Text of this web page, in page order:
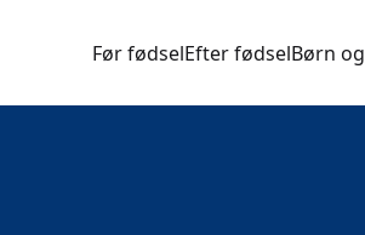
Før fødselEfter fødselBørn